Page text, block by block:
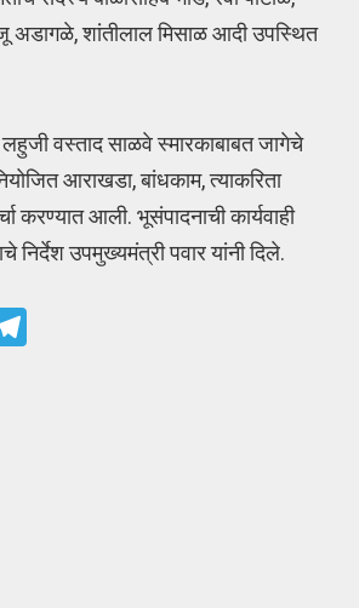
अडागळे, शांतीलाल मिसाळ आदी उपस्थित
वस्ताद साळवे स्मारकाबाबत जागेचे
आराखडा, बांधकाम, त्याकरिता
करण्यात आली. भूसंपादनाची कार्यवाही
निर्देश उपमुख्यमंत्री पवार यांनी दिले.
T